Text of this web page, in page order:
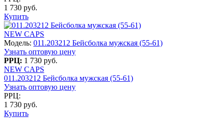
1 730 руб.
Купить
NEW CAPS
Модель: 011.203212 Бейсболка мужская (55-61)
Узнать оптовую цену
РРЦ: 1 730 руб.
NEW CAPS
011.203212 Бейсболка мужская (55-61)
Узнать оптовую цену
РРЦ:
1 730 руб.
Купить